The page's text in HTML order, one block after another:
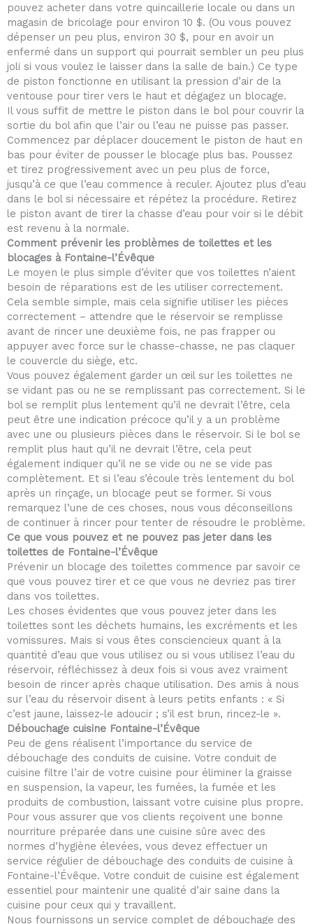
pouvez acheter dans votre quincaillerie locale ou dans un
magasin de bricolage pour environ 10 $. (Ou vous pouvez
dépenser un peu plus, environ 30 $, pour en avoir un
enfermé dans un support qui pourrait sembler un peu plus
joli si vous voulez le laisser dans la salle de bain.) Ce type
de piston fonctionne en utilisant la pression d’air de la
ventouse pour tirer vers le haut et dégagez un blocage.
Il vous suffit de mettre le piston dans le bol pour couvrir la
sortie du bol afin que l’air ou l’eau ne puisse pas passer.
Commencez par déplacer doucement le piston de haut en
bas pour éviter de pousser le blocage plus bas. Poussez
et tirez progressivement avec un peu plus de force,
jusqu’à ce que l’eau commence à reculer. Ajoutez plus d’eau
dans le bol si nécessaire et répétez la procédure. Retirez
le piston avant de tirer la chasse d’eau pour voir si le débit
est revenu à la normale.
Comment prévenir les problèmes de toilettes et les
blocages à Fontaine-l’Évêque
Le moyen le plus simple d’éviter que vos toilettes n’aient
besoin de réparations est de les utiliser correctement.
Cela semble simple, mais cela signifie utiliser les pièces
correctement – attendre que le réservoir se remplisse
avant de rincer une deuxième fois, ne pas frapper ou
appuyer avec force sur le chasse-chasse, ne pas claquer
le couvercle du siège, etc.
Vous pouvez également garder un œil sur les toilettes ne
se vidant pas ou ne se remplissant pas correctement. Si le
bol se remplit plus lentement qu’il ne devrait l’être, cela
peut être une indication précoce qu’il y a un problème
avec une ou plusieurs pièces dans le réservoir. Si le bol se
remplit plus haut qu’il ne devrait l’être, cela peut
également indiquer qu’il ne se vide ou ne se vide pas
complètement. Et si l’eau s’écoule très lentement du bol
après un rinçage, un blocage peut se former. Si vous
remarquez l’une de ces choses, nous vous déconseillons
de continuer à rincer pour tenter de résoudre le problème.
Ce que vous pouvez et ne pouvez pas jeter dans les
toilettes de Fontaine-l’Évêque
Prévenir un blocage des toilettes commence par savoir ce
que vous pouvez tirer et ce que vous ne devriez pas tirer
dans vos toilettes.
Les choses évidentes que vous pouvez jeter dans les
toilettes sont les déchets humains, les excréments et les
vomissures. Mais si vous êtes consciencieux quant à la
quantité d’eau que vous utilisez ou si vous utilisez l’eau du
réservoir, réfléchissez à deux fois si vous avez vraiment
besoin de rincer après chaque utilisation. Des amis à nous
sur l’eau du réservoir disent à leurs petits enfants : « Si
c’est jaune, laissez-le adoucir ; s’il est brun, rincez-le ».
Débouchage cuisine Fontaine-l’Évêque
Peu de gens réalisent l’importance du service de
débouchage des conduits de cuisine. Votre conduit de
cuisine filtre l’air de votre cuisine pour éliminer la graisse
en suspension, la vapeur, les fumées, la fumée et les
produits de combustion, laissant votre cuisine plus propre.
Pour vous assurer que vos clients reçoivent une bonne
nourriture préparée dans une cuisine sûre avec des
normes d’hygiène élevées, vous devez effectuer un
service régulier de débouchage des conduits de cuisine à
Fontaine-l’Évêque. Votre conduit de cuisine est également
essentiel pour maintenir une qualité d’air saine dans la
cuisine pour ceux qui y travaillent.
Nous fournissons un service complet de débouchage des